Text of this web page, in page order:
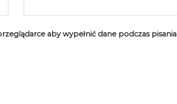
aby wypełnić dane podczas pisania